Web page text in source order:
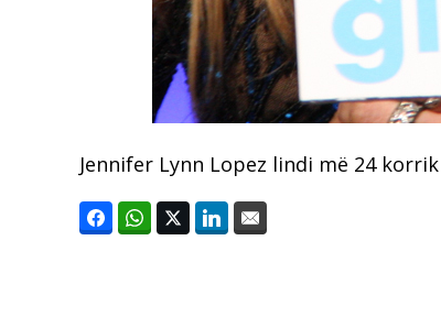
Jennifer Lynn Lopez lindi më 24